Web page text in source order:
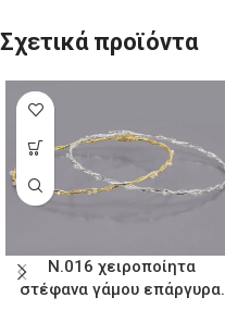
Σχετικά προϊόντα
Ν.016 χειροποίητα
στέφανα γάμου επάργυρα.